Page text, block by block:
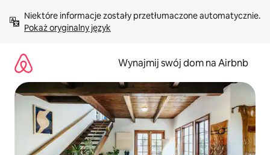
treści Pokaż oryginalny język
Wynajmij swój dom na Airbnb